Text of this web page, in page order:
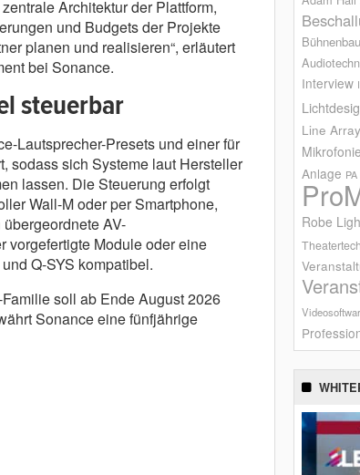
Architektur der Plattform,
und Budgets der Projekte
planen und realisieren“, erläutert
bei Sonance.
steuerbar
Lautsprecher-Presets und einer für
sodass sich Systeme laut Hersteller
lassen. Die Steuerung erfolgt
Wall-M oder per Smartphone,
AV-
vorgefertigte Module oder eine
Q-SYS kompatibel.
soll ab Ende August 2026
Sonance eine fünfjährige
Bühnenbau
Interview
Line Array
Anlage
Robe